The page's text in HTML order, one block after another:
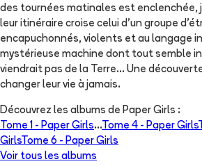
des tournées matinales est enclenchée,
leur itinéraire croise celui d'un groupe
encapuchonnés, violents et au langage
mystérieuse machine dont tout semble
viendrait pas de la Terre... Une
changer leur vie à jamais.
Découvrez les albums de Paper Girls :
Tome 1 - Paper Girls...Tome 4 - Paper Girls
GirlsTome 6 - Paper Girls
Voir tous les albums